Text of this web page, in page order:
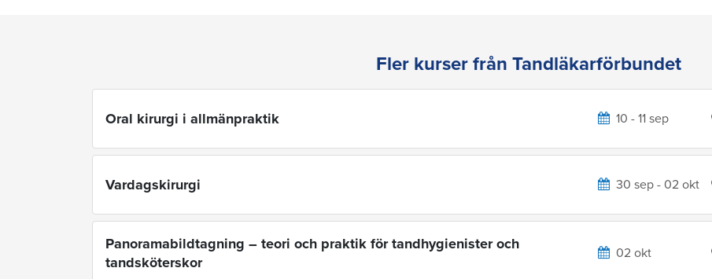
Fler kurser från Tandläkarförbundet
Oral kirurgi i allmänpraktik 10 - 11 sep
Vardagskirurgi 30 sep - 02 okt
Panoramabildtagning – teori och praktik för tandhygienister och
tandsköterskor
02 okt